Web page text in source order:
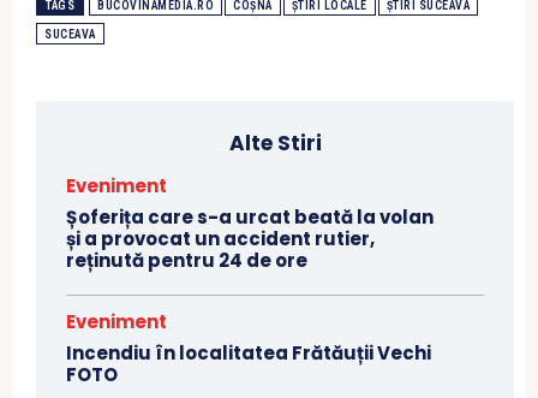
TAGS BUCOVINAMEDIA.RO COȘNA ȘTIRI LOCALE ȘTIRI SUCEAVA
SUCEAVA
Alte Stiri
Eveniment
Șoferița care s-a urcat beată la volan
și a provocat un accident rutier,
reținută pentru 24 de ore
Eveniment
Incendiu în localitatea Frătăuții Vechi
FOTO